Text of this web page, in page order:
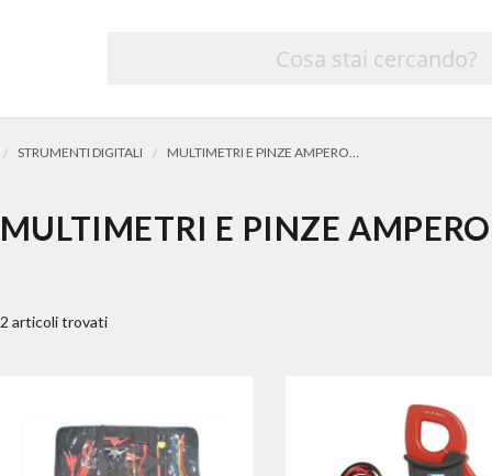
STRUMENTI DIGITALI
MULTIMETRI E PINZE
2 articoli trovati